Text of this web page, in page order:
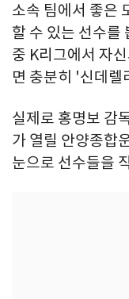
소속 팀에서 좋은
할 수 있는 선수를
중 K리그에서 자
면 충분히 '신데렐
실제로 홍명보 감
가 열릴 안양종합
눈으로 선수들을